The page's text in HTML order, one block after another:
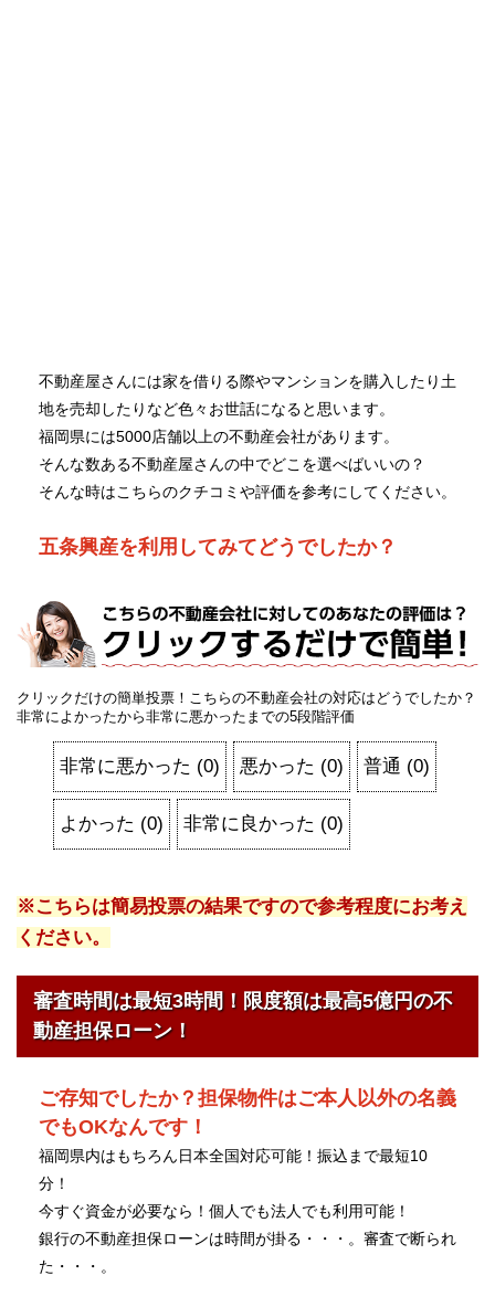
不動産屋さんには家を借りる際やマンションを購入したり土
地を売却したりなど色々お世話になると思います。
福岡県には5000店舗以上の不動産会社があります。
そんな数ある不動産屋さんの中でどこを選べばいいの？
そんな時はこちらのクチコミや評価を参考にしてください。
五条興産を利用してみてどうでしたか？
クリックだけの簡単投票！こちらの不動産会社の対応はどうでしたか？
非常によかったから非常に悪かったまでの5段階評価
非常に悪かった (0) 悪かった (0) 普通 (0)
よかった (0) 非常に良かった (0)
※こちらは簡易投票の結果ですので参考程度にお考え
ください。
審査時間は最短3時間！限度額は最高5億円の不
動産担保ローン！
ご存知でしたか？担保物件はご本人以外の名義
でもOKなんです！
福岡県内はもちろん日本全国対応可能！振込まで最短10
分！
今すぐ資金が必要なら！個人でも法人でも利用可能！
銀行の不動産担保ローンは時間が掛る・・・。審査で断られ
た・・・。